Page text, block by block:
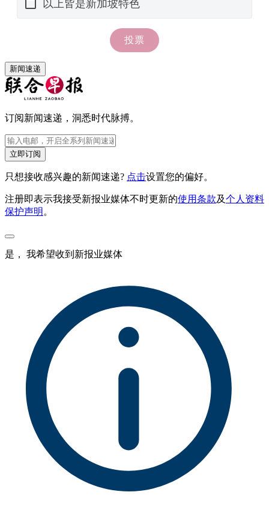
新闻速递
订阅新闻速递，洞悉时代脉搏。
立即订阅
只想接收感兴趣的新闻速递? 点击设置您的偏好。
注册即表示我接受新报业媒体不时更新的使用条款及个人资料
保护声明 。
是， 我希望收到新报业媒体